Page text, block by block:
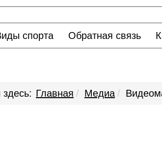
спорта Обратная связь
Главная Медиа